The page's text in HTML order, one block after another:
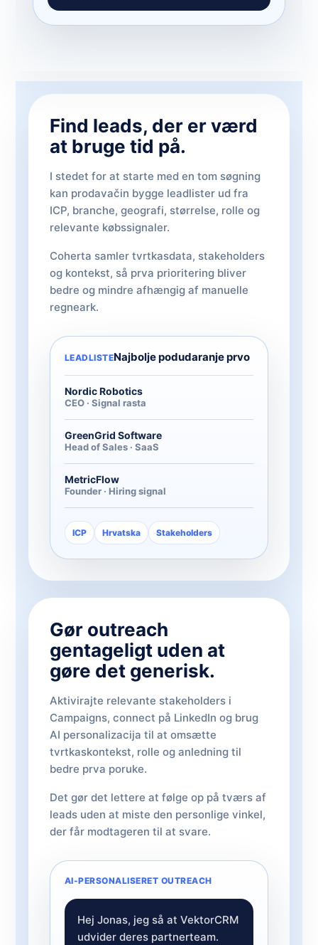
Find leads, der er værd
at bruge tid på.
I stedet for at starte med en tom søgning
kan prodavačin bygge leadlister ud fra
ICP, branche, geografi, størrelse, rolle og
relevante købssignaler.
Coherta samler tvrtkasdata, stakeholders
og kontekst, så prva prioritering bliver
bedre og mindre afhængig af manuelle
regneark.
LEADLISTENajbolje podudaranje prvo
Nordic Robotics
CEO · Signal rasta
GreenGrid Software
Head of Sales · SaaS
MetricFlow
Founder · Hiring signal
ICP Hrvatska Stakeholders
Gør outreach
gentageligt uden at
gøre det generisk.
Aktivirajte relevante stakeholders i
Campaigns, connect på LinkedIn og brug
AI personalizacija til at omsætte
tvrtkaskontekst, rolle og anledning til
bedre prva poruke.
Det gør det lettere at følge op på tværs af
leads uden at miste den personlige vinkel,
der får modtageren til at svare.
AI-PERSONALISERET OUTREACH
Hej Jonas, jeg så at VektorCRM
udvider deres partnerteam.